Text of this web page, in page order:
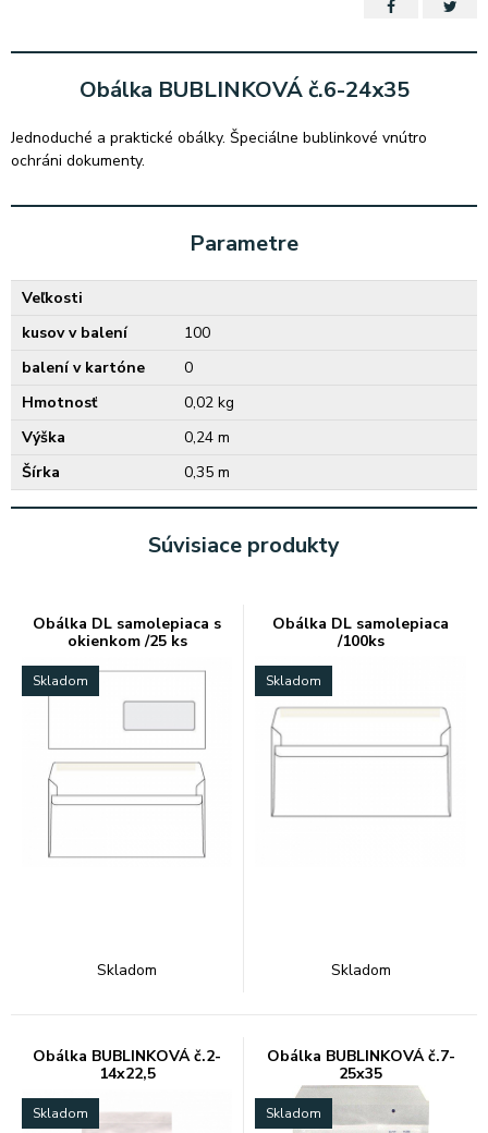
Obálka BUBLINKOVÁ č.6-24x35
Jednoduché a praktické obálky. Špeciálne bublinkové vnútro
ochráni dokumenty.
Parametre
Veľkosti
kusov v balení
100
balení v kartóne
0
Hmotnosť
0,02 kg
Výška
0,24 m
Šírka
0,35 m
Súvisiace produkty
Obálka DL samolepiaca s
okienkom /25 ks
Skladom
Skladom
Obálka DL samolepiaca
/100ks
Skladom
Skladom
Obálka BUBLINKOVÁ č.2-
14x22,5
Skladom
Obálka BUBLINKOVÁ č.7-
25x35
Skladom